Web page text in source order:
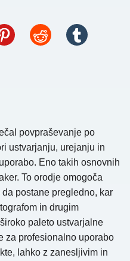
povpraševanje po
ustvarjanju, urejanju in
Eno takih osnovnih
To orodje omogoča
postane pregledno, kar
in drugim
paleto ustvarjalne
za profesionalno uporabo
lahko z zanesljivim in